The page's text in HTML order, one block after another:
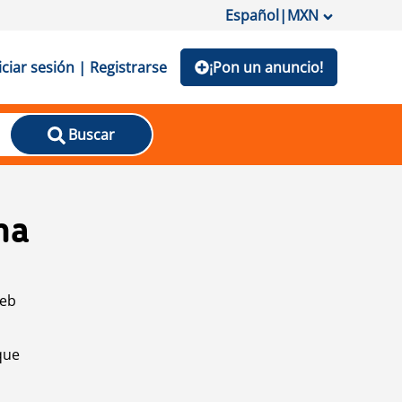
Español|MXN
sesión | Registrarse ¡Pon un anuncio!
Buscar